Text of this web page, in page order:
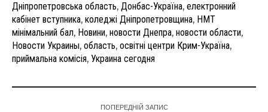
Дніпропетровська область, Донбас-Україна, електронний
кабінет вступника, коледжі Дніпропетровщина, НМТ
мінімальний бал, Новини, новости Днепра, новости области,
Новости Украины, область, освітні центри Крим-Україна,
приймальна комісія, Украина сегодня
ПОПЕРЕДНІЙ ЗАПИС